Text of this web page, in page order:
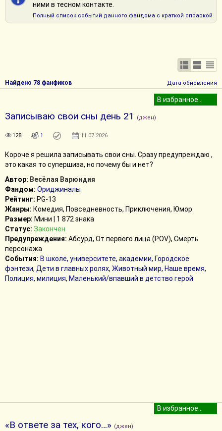
ними в тесном контакте.
Полный список событий данного фандома с краткой справкой
Найдено 78 фанфиков Дата обновления
Записываю свои сны день 21 (джен)
128 1 11.07.2026
Короче я решила записывать свои сны. Сразу предупреждаю ,
это какая то супершиза, но почему бы и нет?
Автор: Весёлая Варюндия
Фандом: Ориджиналы
Рейтинг: PG-13
Жанры: Комедия, Повседневность, Приключения, Юмор
Размер: Мини | 1 872 знака
Статус: Закончен
Предупреждения: Абсурд, От первого лица (POV), Смерть
персонажа
События: В школе, университете, академии, Городское
фэнтези, Дети в главных ролях, Животный мир, Наше время,
Полиция, милиция, Маленький/впавший в детство герой
«В ответе за тех, кого…» (джен)